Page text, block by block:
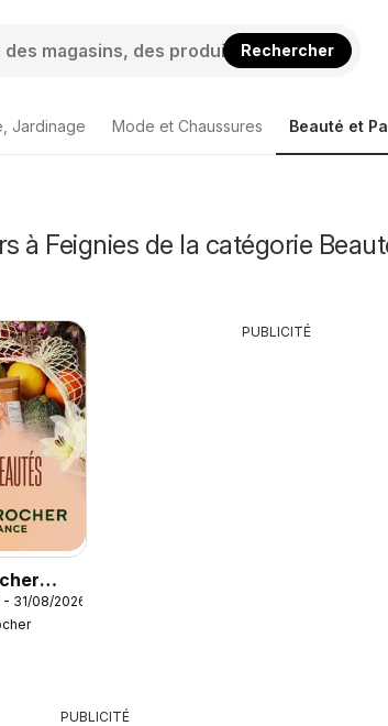
Rechercher
Jardinage Mode et Chaussures Beauté et
à Feignies de la catégorie
31/08/2026
PUBLICITÉ
PUBLICITÉ